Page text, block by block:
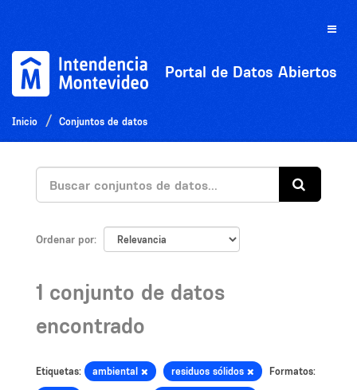
Toggle
Portal de Datos Abiertos
Inicio Conjuntos de datos
Ordenar por
1 conjunto de datos
encontrado
Etiquetas: ambiental residuos sólidos Formatos: